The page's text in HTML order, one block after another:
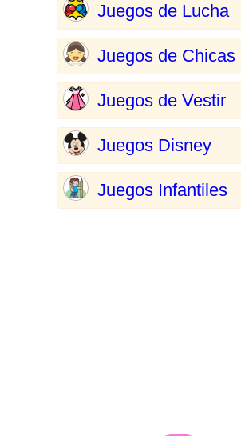
Juegos de Lucha
Juegos de Chicas
Juegos de Vestir
Juegos Disney
Juegos Infantiles